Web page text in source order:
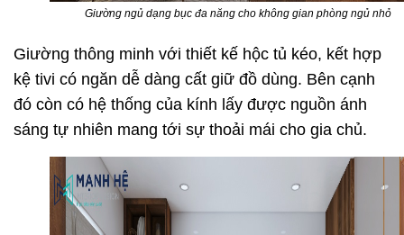
Giường ngủ dạng bục đa năng cho không gian phòng ngủ nhỏ
Giường thông minh với thiết kế hộc tủ kéo, kết hợp
kệ tivi có ngăn dễ dàng cất giữ đồ dùng. Bên cạnh
đó còn có hệ thống của kính lấy được nguồn ánh
sáng tự nhiên mang tới sự thoải mái cho gia chủ.